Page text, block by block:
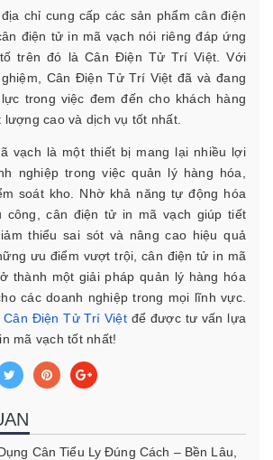
chỉ cung cấp các sản phẩm cân điện
điện tử in mã vạch nói riêng đáp ứng
trên đó là Cân Điện Tử Trí Việt. Với
Cân Điện Tử Trí Việt đã và đang
trong việc đem đến cho khách hàng
cao và dịch vụ tốt nhất.
vạch là một thiết bị mang lại nhiều lợi
nghiệp trong việc quản lý hàng hóa,
soát kho. Nhờ khả năng tự động hóa
công, cân điện tử in mã vạch giúp tiết
thiểu sai sót và nâng cao hiệu quả
ưu điểm vượt trội, cân điện tử in mã
thành một giải pháp quản lý hàng hóa
các doanh nghiệp trong mọi lĩnh vực.
Cân Điện Tử Trí Việtđể được tư vấn lựa
mã vạch tốt nhất!
Cân Tiểu Ly Đúng Cách – Bền Lâu,